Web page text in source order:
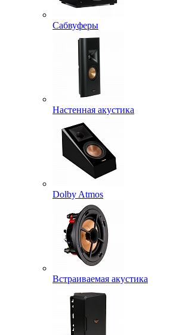
Сабвуферы
Настенная акустика
Dolby Atmos
Встраиваемая акустика